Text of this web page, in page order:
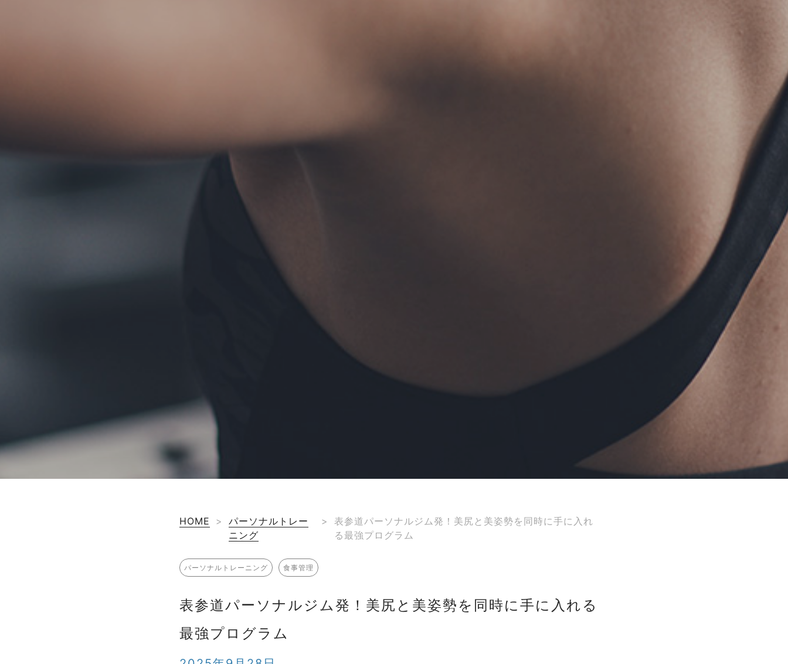
HOME >
パーソナルトレー
ニング
>
表参道パーソナルジム発！美尻と美姿勢を同時に手に入れ
る最強プログラム
パーソナルトレーニング 食事管理
表参道パーソナルジム発！美尻と美姿勢を同時に手に入れる
最強プログラム